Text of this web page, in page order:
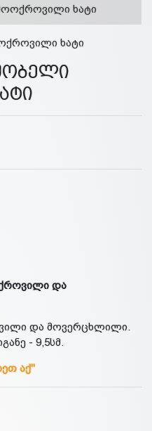
ხატი
და
და მოვერცხლილი.
- 9,5სმ.
აქ"